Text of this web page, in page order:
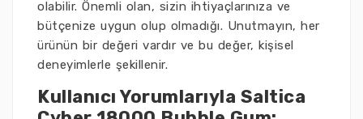
olabilir. Önemli olan, sizin ihtiyaçlarınıza ve
bütçenize uygun olup olmadığı. Unutmayın, her
ürünün bir değeri vardır ve bu değer, kişisel
deneyimlerle şekillenir.
Kullanıcı Yorumlarıyla Saltica